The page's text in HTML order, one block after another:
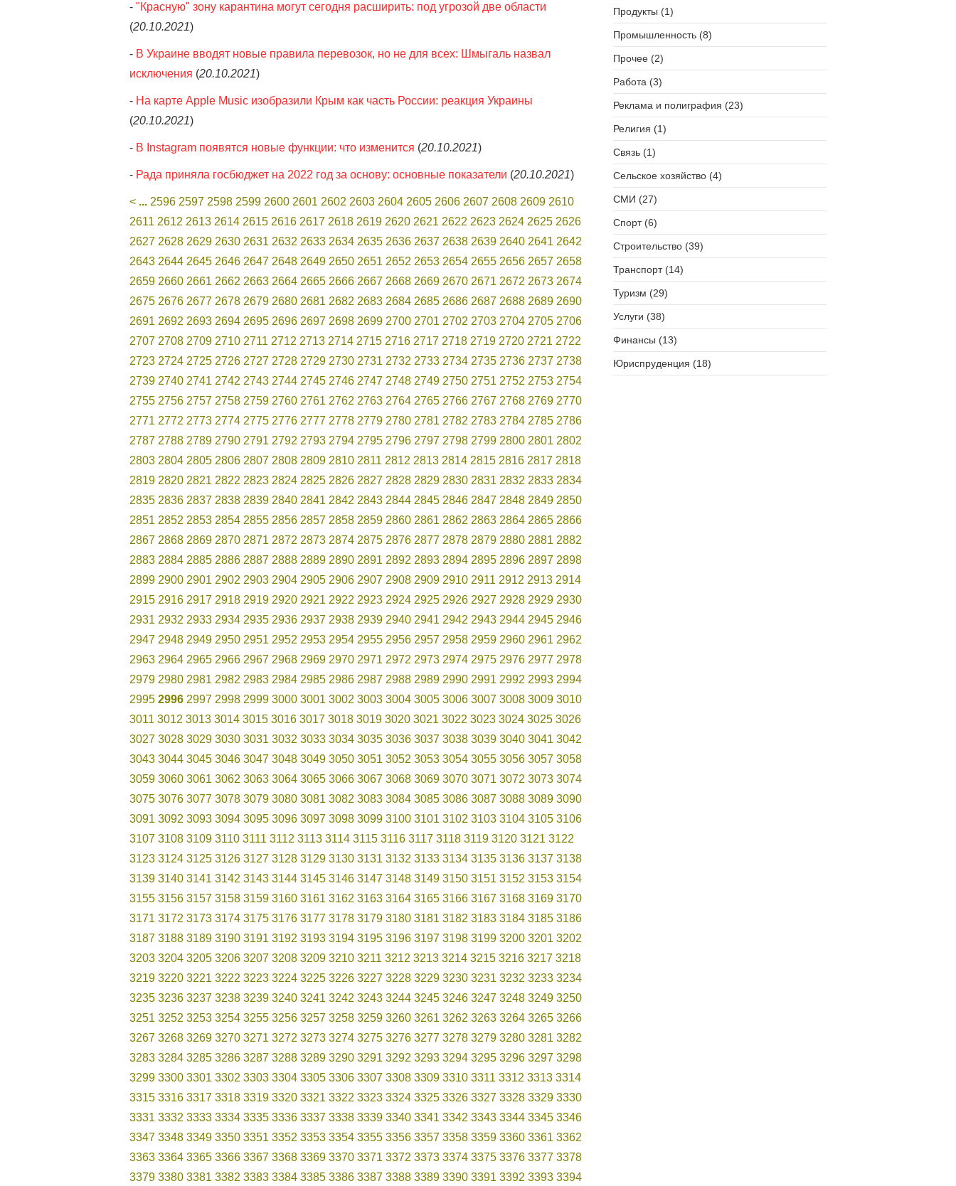
- "Красную" зону карантина могут сегодня расширить: под угрозой две области
(20.10.2021)
- В Украине вводят новые правила перевозок, но не для всех: Шмыгаль назвал
исключения (20.10.2021)
- На карте Apple Music изобразили Крым как часть России: реакция Украины
(20.10.2021)
- В Instagram появятся новые функции: что изменится (20.10.2021)
- Рада приняла госбюджет на 2022 год за основу: основные показатели (20.10.2021)
< ... 2596 2597 2598 2599 2600 2601 2602 2603 2604 2605 2606 2607 2608 2609 2610
2611 2612 2613 2614 2615 2616 2617 2618 2619 2620 2621 2622 2623 2624 2625 2626
2627 2628 2629 2630 2631 2632 2633 2634 2635 2636 2637 2638 2639 2640 2641 2642
2643 2644 2645 2646 2647 2648 2649 2650 2651 2652 2653 2654 2655 2656 2657 2658
2659 2660 2661 2662 2663 2664 2665 2666 2667 2668 2669 2670 2671 2672 2673 2674
2675 2676 2677 2678 2679 2680 2681 2682 2683 2684 2685 2686 2687 2688 2689 2690
2691 2692 2693 2694 2695 2696 2697 2698 2699 2700 2701 2702 2703 2704 2705 2706
2707 2708 2709 2710 2711 2712 2713 2714 2715 2716 2717 2718 2719 2720 2721 2722
2723 2724 2725 2726 2727 2728 2729 2730 2731 2732 2733 2734 2735 2736 2737 2738
2739 2740 2741 2742 2743 2744 2745 2746 2747 2748 2749 2750 2751 2752 2753 2754
2755 2756 2757 2758 2759 2760 2761 2762 2763 2764 2765 2766 2767 2768 2769 2770
2771 2772 2773 2774 2775 2776 2777 2778 2779 2780 2781 2782 2783 2784 2785 2786
2787 2788 2789 2790 2791 2792 2793 2794 2795 2796 2797 2798 2799 2800 2801 2802
2803 2804 2805 2806 2807 2808 2809 2810 2811 2812 2813 2814 2815 2816 2817 2818
2819 2820 2821 2822 2823 2824 2825 2826 2827 2828 2829 2830 2831 2832 2833 2834
2835 2836 2837 2838 2839 2840 2841 2842 2843 2844 2845 2846 2847 2848 2849 2850
2851 2852 2853 2854 2855 2856 2857 2858 2859 2860 2861 2862 2863 2864 2865 2866
2867 2868 2869 2870 2871 2872 2873 2874 2875 2876 2877 2878 2879 2880 2881 2882
2883 2884 2885 2886 2887 2888 2889 2890 2891 2892 2893 2894 2895 2896 2897 2898
2899 2900 2901 2902 2903 2904 2905 2906 2907 2908 2909 2910 2911 2912 2913 2914
2915 2916 2917 2918 2919 2920 2921 2922 2923 2924 2925 2926 2927 2928 2929 2930
2931 2932 2933 2934 2935 2936 2937 2938 2939 2940 2941 2942 2943 2944 2945 2946
2947 2948 2949 2950 2951 2952 2953 2954 2955 2956 2957 2958 2959 2960 2961 2962
2963 2964 2965 2966 2967 2968 2969 2970 2971 2972 2973 2974 2975 2976 2977 2978
2979 2980 2981 2982 2983 2984 2985 2986 2987 2988 2989 2990 2991 2992 2993 2994
2995 2996 2997 2998 2999 3000 3001 3002 3003 3004 3005 3006 3007 3008 3009 3010
3011 3012 3013 3014 3015 3016 3017 3018 3019 3020 3021 3022 3023 3024 3025 3026
3027 3028 3029 3030 3031 3032 3033 3034 3035 3036 3037 3038 3039 3040 3041 3042
3043 3044 3045 3046 3047 3048 3049 3050 3051 3052 3053 3054 3055 3056 3057 3058
3059 3060 3061 3062 3063 3064 3065 3066 3067 3068 3069 3070 3071 3072 3073 3074
3075 3076 3077 3078 3079 3080 3081 3082 3083 3084 3085 3086 3087 3088 3089 3090
3091 3092 3093 3094 3095 3096 3097 3098 3099 3100 3101 3102 3103 3104 3105 3106
3107 3108 3109 3110 3111 3112 3113 3114 3115 3116 3117 3118 3119 3120 3121 3122
3123 3124 3125 3126 3127 3128 3129 3130 3131 3132 3133 3134 3135 3136 3137 3138
3139 3140 3141 3142 3143 3144 3145 3146 3147 3148 3149 3150 3151 3152 3153 3154
3155 3156 3157 3158 3159 3160 3161 3162 3163 3164 3165 3166 3167 3168 3169 3170
3171 3172 3173 3174 3175 3176 3177 3178 3179 3180 3181 3182 3183 3184 3185 3186
3187 3188 3189 3190 3191 3192 3193 3194 3195 3196 3197 3198 3199 3200 3201 3202
3203 3204 3205 3206 3207 3208 3209 3210 3211 3212 3213 3214 3215 3216 3217 3218
3219 3220 3221 3222 3223 3224 3225 3226 3227 3228 3229 3230 3231 3232 3233 3234
3235 3236 3237 3238 3239 3240 3241 3242 3243 3244 3245 3246 3247 3248 3249 3250
3251 3252 3253 3254 3255 3256 3257 3258 3259 3260 3261 3262 3263 3264 3265 3266
3267 3268 3269 3270 3271 3272 3273 3274 3275 3276 3277 3278 3279 3280 3281 3282
3283 3284 3285 3286 3287 3288 3289 3290 3291 3292 3293 3294 3295 3296 3297 3298
3299 3300 3301 3302 3303 3304 3305 3306 3307 3308 3309 3310 3311 3312 3313 3314
3315 3316 3317 3318 3319 3320 3321 3322 3323 3324 3325 3326 3327 3328 3329 3330
3331 3332 3333 3334 3335 3336 3337 3338 3339 3340 3341 3342 3343 3344 3345 3346
3347 3348 3349 3350 3351 3352 3353 3354 3355 3356 3357 3358 3359 3360 3361 3362
3363 3364 3365 3366 3367 3368 3369 3370 3371 3372 3373 3374 3375 3376 3377 3378
3379 3380 3381 3382 3383 3384 3385 3386 3387 3388 3389 3390 3391 3392 3393 3394
Продукты (1)
Промышленность (8)
Прочее (2)
Работа (3)
Реклама и полиграфия (23)
Религия (1)
Связь (1)
Сельское хозяйство (4)
СМИ (27)
Спорт (6)
Строительство (39)
Транспорт (14)
Туризм (29)
Услуги (38)
Финансы (13)
Юриспруденция (18)